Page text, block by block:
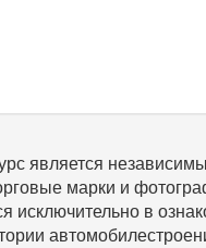
является
марки и
исключительно в